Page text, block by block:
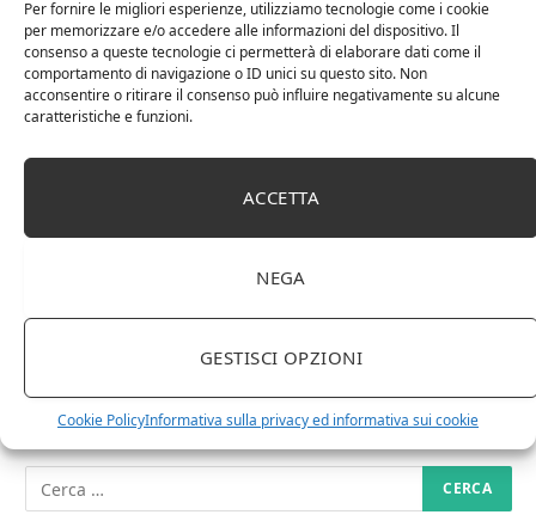
Per fornire le migliori esperienze, utilizziamo tecnologie come i cookie
per memorizzare e/o accedere alle informazioni del dispositivo. Il
consenso a queste tecnologie ci permetterà di elaborare dati come il
comportamento di navigazione o ID unici su questo sito. Non
acconsentire o ritirare il consenso può influire negativamente su alcune
caratteristiche e funzioni.
ACCETTA
NEGA
GESTISCI OPZIONI
Cookie PolicyInformativa sulla privacy ed informativa sui cookie
1 APRILE 2024
Differenza tra brandy e cognac: tutte le
curiosità
irlandesi
RICERCA NEL SITO